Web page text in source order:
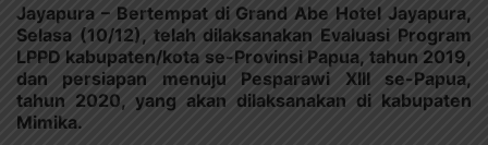
Jayapura – Bertempat di Grand Abe Hotel Jayapura,
Selasa (10/12), telah dilaksanakan Evaluasi Program
LPPD kabupaten/kota se-Provinsi Papua, tahun 2019,
dan persiapan menuju Pesparawi XIII se-Papua,
tahun 2020, yang akan dilaksanakan di kabupaten
Mimika.